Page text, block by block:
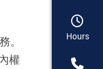
。
權
Hours